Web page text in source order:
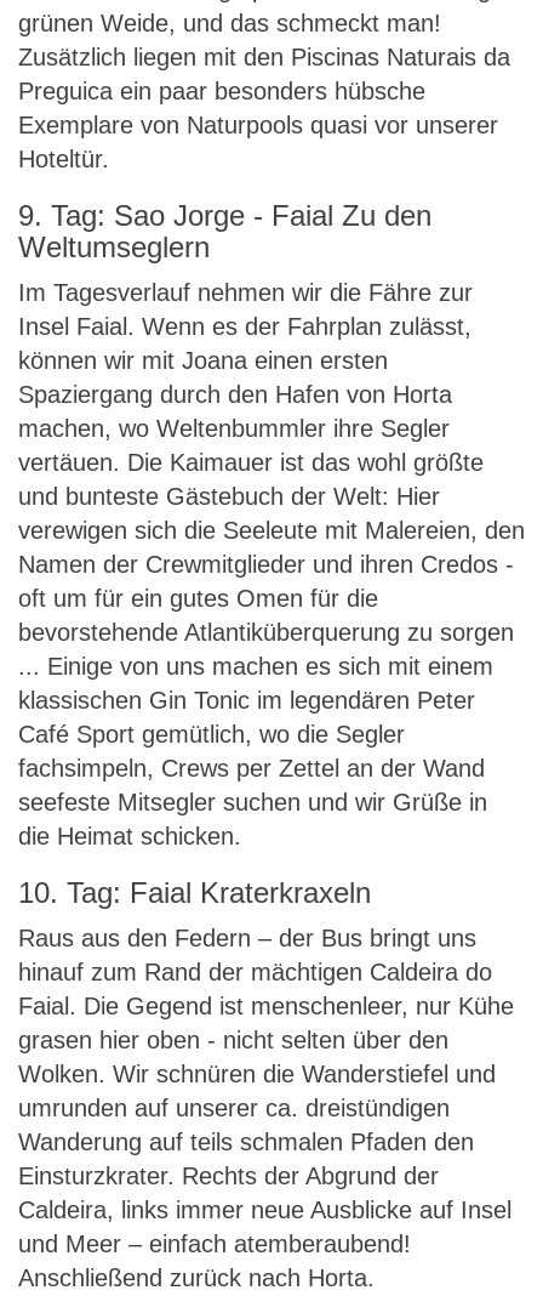
grünen Weide, und das schmeckt man!
Zusätzlich liegen mit den Piscinas Naturais da
Preguica ein paar besonders hübsche
Exemplare von Naturpools quasi vor unserer
Hoteltür.
9. Tag: Sao Jorge - Faial Zu den
Weltumseglern
Im Tagesverlauf nehmen wir die Fähre zur
Insel Faial. Wenn es der Fahrplan zulässt,
können wir mit Joana einen ersten
Spaziergang durch den Hafen von Horta
machen, wo Weltenbummler ihre Segler
vertäuen. Die Kaimauer ist das wohl größte
und bunteste Gästebuch der Welt: Hier
verewigen sich die Seeleute mit Malereien, den
Namen der Crewmitglieder und ihren Credos -
oft um für ein gutes Omen für die
bevorstehende Atlantiküberquerung zu sorgen
... Einige von uns machen es sich mit einem
klassischen Gin Tonic im legendären Peter
Café Sport gemütlich, wo die Segler
fachsimpeln, Crews per Zettel an der Wand
seefeste Mitsegler suchen und wir Grüße in
die Heimat schicken.
10. Tag: Faial Kraterkraxeln
Raus aus den Federn – der Bus bringt uns
hinauf zum Rand der mächtigen Caldeira do
Faial. Die Gegend ist menschenleer, nur Kühe
grasen hier oben - nicht selten über den
Wolken. Wir schnüren die Wanderstiefel und
umrunden auf unserer ca. dreistündigen
Wanderung auf teils schmalen Pfaden den
Einsturzkrater. Rechts der Abgrund der
Caldeira, links immer neue Ausblicke auf Insel
und Meer – einfach atemberaubend!
Anschließend zurück nach Horta.